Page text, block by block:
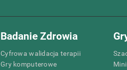
Badanie Zdrowia
Cyfrowa walidacja terapii
Gry komputerowe